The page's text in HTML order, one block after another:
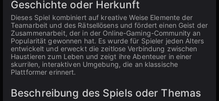
Geschichte oder Herkunft
Dieses Spiel kombiniert auf kreative Weise Elemente der
Teamarbeit und des Rätsellösens und fördert einen Geist der
Zusammenarbeit, der in der Online-Gaming-Community an
Popularität gewonnen hat. Es wurde für Spieler jeden Alters
entwickelt und erweckt die zeitlose Verbindung zwischen
Haustieren zum Leben und zeigt ihre Abenteuer in einer
skurrilen, interaktiven Umgebung, die an klassische
Plattformer erinnert.
Beschreibung des Spiels oder Themas